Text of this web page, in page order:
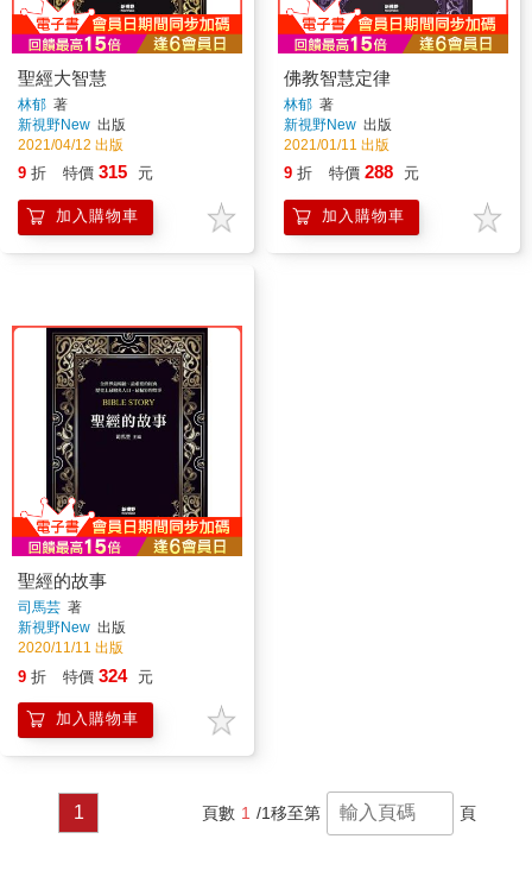
聖經大智慧
林郁 著
新視野New 出版
2021/04/12 出版
9 折 特價 315 元
加入購物車
佛教智慧定律
林郁 著
新視野New 出版
2021/01/11 出版
9 折 特價 288 元
加入購物車
聖經的故事
司馬芸 著
新視野New 出版
2020/11/11 出版
9 折 特價 324 元
加入購物車
1 頁數 1 /1移至第 頁